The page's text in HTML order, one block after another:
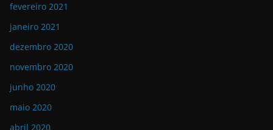
fevereiro 2021
janeiro 2021
dezembro 2020
novembro 2020
junho 2020
maio 2020
abril 2020